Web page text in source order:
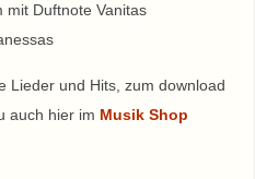
mit Duftnote Vanitas
Lieder und Hits, zum download
auch hier im Musik Shop